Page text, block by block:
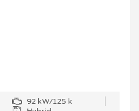
92 kW/125 k